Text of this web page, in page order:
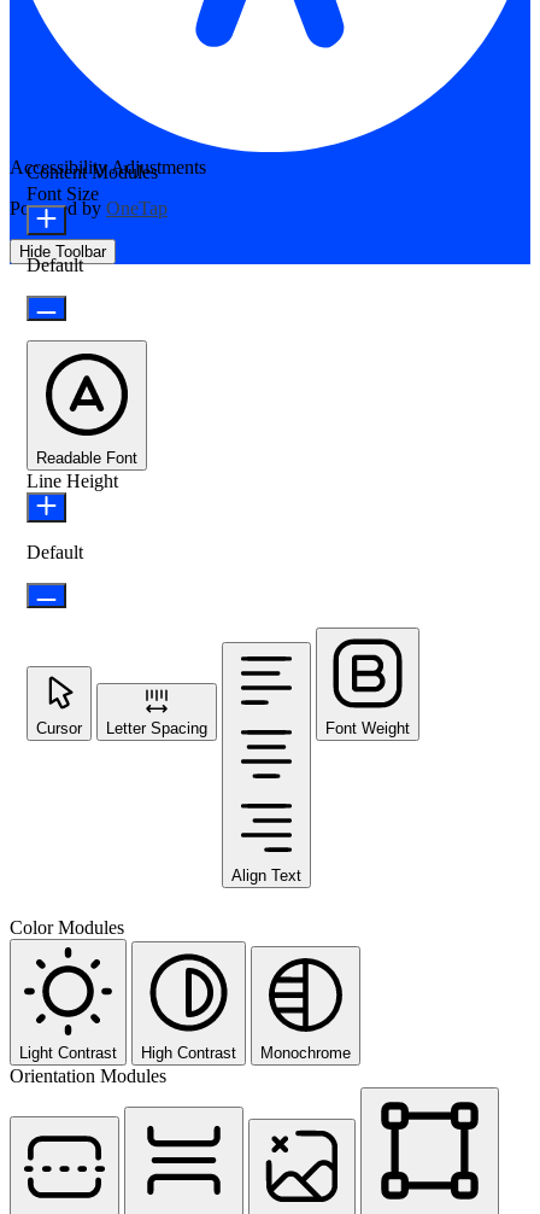
Accessibility Adjustments
Powered by OneTap
Hide Toolbar
Content Modules
Font Size
Default
Readable Font
Line Height
Default
Cursor Letter Spacing
Align Text
Font Weight
Color Modules
Light Contrast High Contrast Monochrome
Orientation Modules